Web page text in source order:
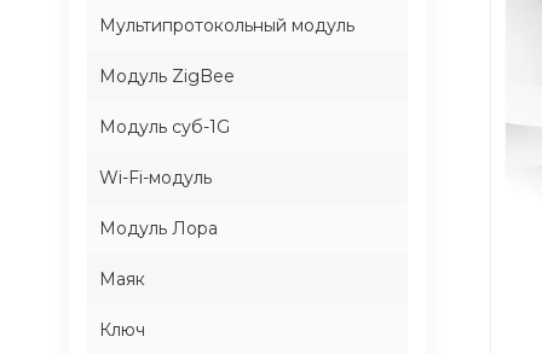
Мультипротокольный модуль
Модуль ZigBee
Модуль суб-1G
Wi-Fi-модуль
Модуль Лора
Маяк
Ключ